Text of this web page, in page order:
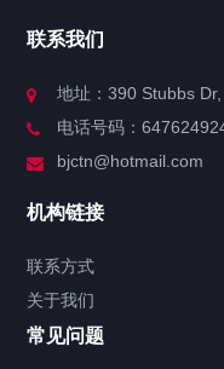
服务分类
签署类文件海牙认证
联系我们
地址：390 Stubbs
电话号码：
bjctn@hotmail.com
机构链接
联系方式
关于我们
常见问题